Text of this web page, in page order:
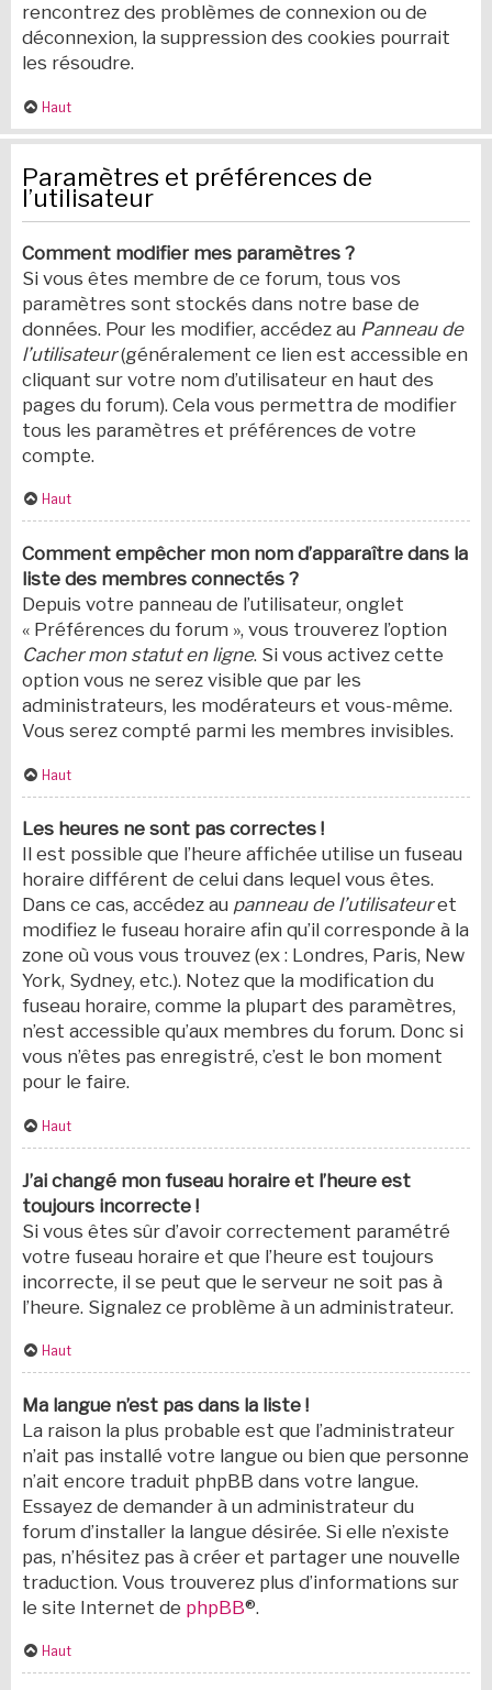
rencontrez des problèmes de connexion ou de
déconnexion, la suppression des cookies pourrait
les résoudre.
Haut
Paramètres et préférences de
l’utilisateur
Comment modifier mes paramètres ?
Si vous êtes membre de ce forum, tous vos
paramètres sont stockés dans notre base de
données. Pour les modifier, accédez au Panneau de
l’utilisateur(généralement ce lien est accessible en
cliquant sur votre nom d’utilisateur en haut des
pages du forum). Cela vous permettra de modifier
tous les paramètres et préférences de votre
compte.
Haut
Comment empêcher mon nom d’apparaître dans la
liste des membres connectés ?
Depuis votre panneau de l’utilisateur, onglet
« Préférences du forum », vous trouverez l’option
Cacher mon statut en ligne. Si vous activez cette
option vous ne serez visible que par les
administrateurs, les modérateurs et vous-même.
Vous serez compté parmi les membres invisibles.
Haut
Les heures ne sont pas correctes !
Il est possible que l’heure affichée utilise un fuseau
horaire différent de celui dans lequel vous êtes.
Dans ce cas, accédez au panneau de l’utilisateuret
modifiez le fuseau horaire afin qu’il corresponde à la
zone où vous vous trouvez (ex : Londres, Paris, New
York, Sydney, etc.). Notez que la modification du
fuseau horaire, comme la plupart des paramètres,
n’est accessible qu’aux membres du forum. Donc si
vous n’êtes pas enregistré, c’est le bon moment
pour le faire.
Haut
J’ai changé mon fuseau horaire et l’heure est
toujours incorrecte !
Si vous êtes sûr d’avoir correctement paramétré
votre fuseau horaire et que l’heure est toujours
incorrecte, il se peut que le serveur ne soit pas à
l’heure. Signalez ce problème à un administrateur.
Haut
Ma langue n’est pas dans la liste !
La raison la plus probable est que l’administrateur
n’ait pas installé votre langue ou bien que personne
n’ait encore traduit phpBB dans votre langue.
Essayez de demander à un administrateur du
forum d’installer la langue désirée. Si elle n’existe
pas, n’hésitez pas à créer et partager une nouvelle
traduction. Vous trouverez plus d’informations sur
le site Internet de phpBB®.
Haut